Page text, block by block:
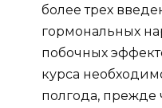
более трех
гормональных
побочных
курса
полгода, прежде